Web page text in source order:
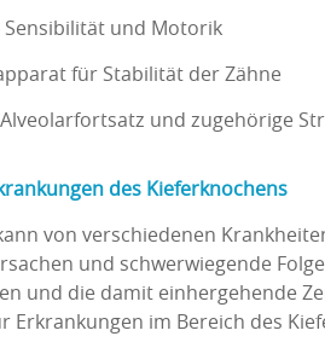
Sensibilität und Motorik
für Stabilität der Zähne
und zugehörige
des Kieferknochens
von verschiedenen
und schwerwiegende
und die damit einhergehende
Erkrankungen im Bereich des